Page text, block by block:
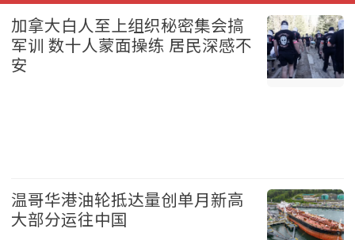
加拿大白人至上组织秘密集会搞
军训 数十人蒙面操练 居民深感不
安
温哥华港油轮抵达量创单月新高
大部分运往中国